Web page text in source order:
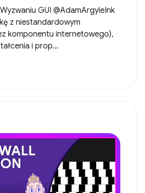
GUI @AdamArgyleInk
z niestandardowym
komponentu internetowego),
i prop...